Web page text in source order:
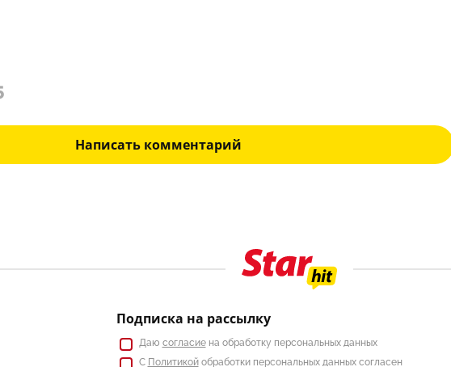
Написать комментарий
Подписка на рассылку
Даю согласиена обработку персональных данных
С Политикойобработки персональных данных согласен